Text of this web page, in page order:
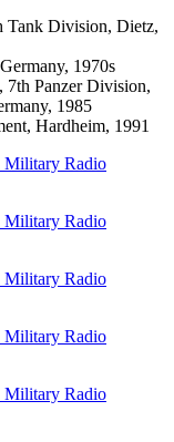
Tank Division, Dietz,
1970s
Panzer Division,
1985
Hardheim, 1991